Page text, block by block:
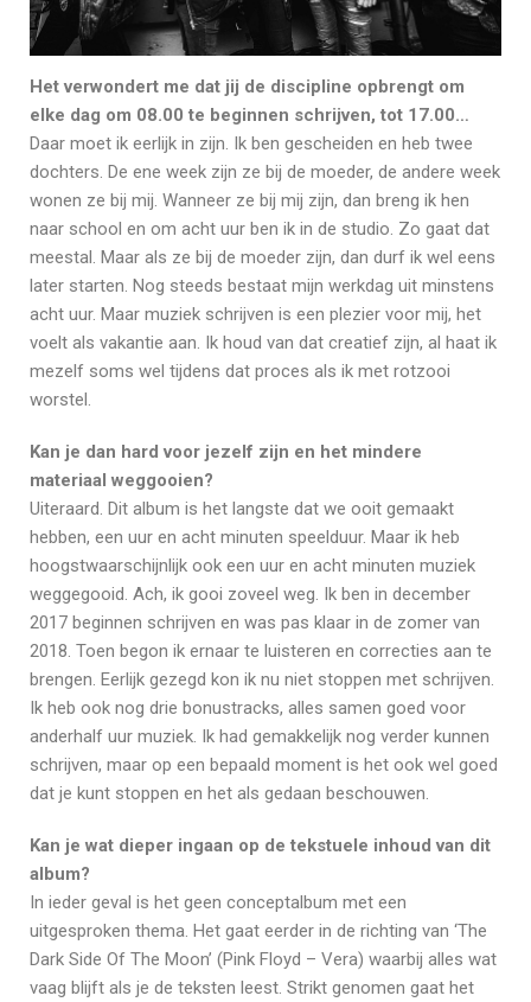
Het verwondert me dat jij de discipline opbrengt om
elke dag om 08.00 te beginnen schrijven, tot 17.00…
Daar moet ik eerlijk in zijn. Ik ben gescheiden en heb twee
dochters. De ene week zijn ze bij de moeder, de andere week
wonen ze bij mij. Wanneer ze bij mij zijn, dan breng ik hen
naar school en om acht uur ben ik in de studio. Zo gaat dat
meestal. Maar als ze bij de moeder zijn, dan durf ik wel eens
later starten. Nog steeds bestaat mijn werkdag uit minstens
acht uur. Maar muziek schrijven is een plezier voor mij, het
voelt als vakantie aan. Ik houd van dat creatief zijn, al haat ik
mezelf soms wel tijdens dat proces als ik met rotzooi
worstel.
Kan je dan hard voor jezelf zijn en het mindere
materiaal weggooien?
Uiteraard. Dit album is het langste dat we ooit gemaakt
hebben, een uur en acht minuten speelduur. Maar ik heb
hoogstwaarschijnlijk ook een uur en acht minuten muziek
weggegooid. Ach, ik gooi zoveel weg. Ik ben in december
2017 beginnen schrijven en was pas klaar in de zomer van
2018. Toen begon ik ernaar te luisteren en correcties aan te
brengen. Eerlijk gezegd kon ik nu niet stoppen met schrijven.
Ik heb ook nog drie bonustracks, alles samen goed voor
anderhalf uur muziek. Ik had gemakkelijk nog verder kunnen
schrijven, maar op een bepaald moment is het ook wel goed
dat je kunt stoppen en het als gedaan beschouwen.
Kan je wat dieper ingaan op de tekstuele inhoud van dit
album?
In ieder geval is het geen conceptalbum met een
uitgesproken thema. Het gaat eerder in de richting van ‘The
Dark Side Of The Moon’ (Pink Floyd – Vera) waarbij alles wat
vaag blijft als je de teksten leest. Strikt genomen gaat het